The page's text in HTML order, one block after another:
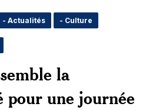
- Actualités - Culture
la
pour une journée